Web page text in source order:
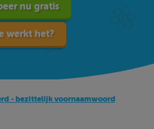
nu gratis
werkt het?
- bezittelijk voornaamwoord